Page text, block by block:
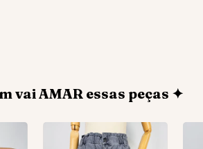
vai AMAR essas peças ✦